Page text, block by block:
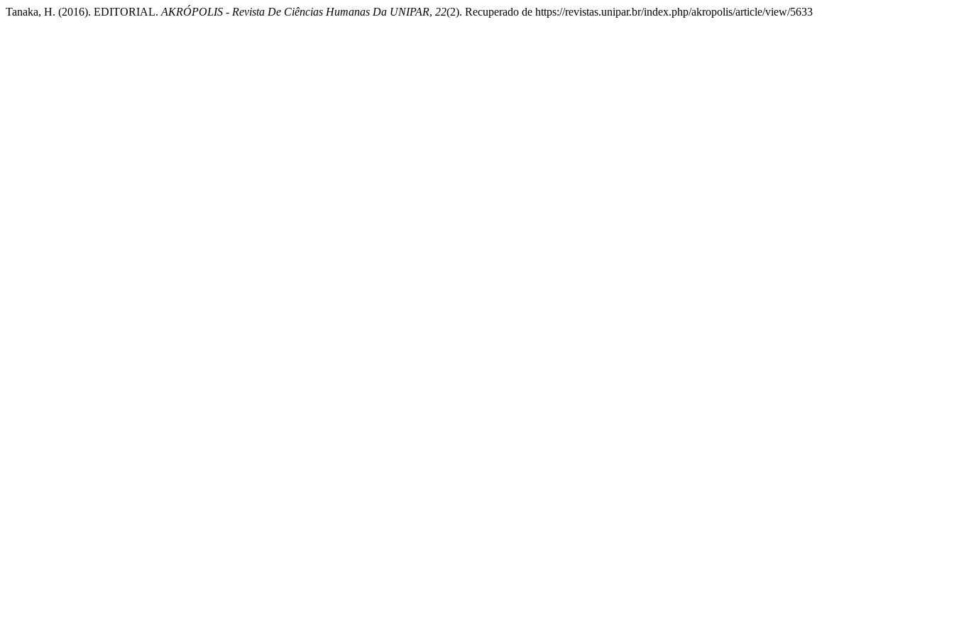
Tanaka, H. (2016). EDITORIAL. AKRÓPOLIS - Revista De Ciências Humanas Da UNIPAR, 22(2). Recuperado de https://revistas.unipar.br/index.php/akropolis/article/view/5633